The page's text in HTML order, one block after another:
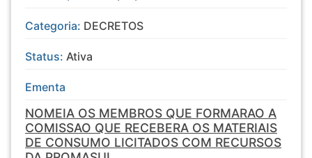
Categoria: DECRETOS
Status: Ativa
Ementa
NOMEIA OS MEMBROS QUE FORMARAO A
COMISSAO QUE RECEBERA OS MATERIAIS
DE CONSUMO LICITADOS COM RECURSOS